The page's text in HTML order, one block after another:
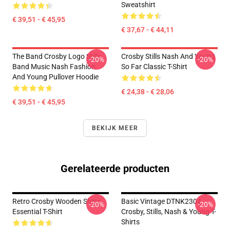
€ 39,51 - € 45,95
Sweatshirt
€ 37,67 - € 44,11
The Band Crosby Logo Stills
Band Music Nash Fashion
And Young Pullover Hoodie
€ 39,51 - € 45,95
-20%
Crosby Stills Nash And Young
So Far Classic T-Shirt
€ 24,38 - € 28,06
-20%
BEKIJK MEER
Gerelateerde producten
Retro Crosby Wooden Ships
Essential T-Shirt
-20%
Basic Vintage DTNK2304
Crosby, Stills, Nash & Young T-
Shirts
-20%